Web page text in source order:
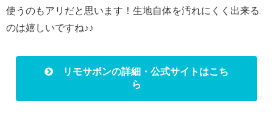
使うのもアリだと思います！生地自体を汚れにくく出来る
のは嬉しいですね♪♪
リモサボンの詳細・公式サイトはこち
ら